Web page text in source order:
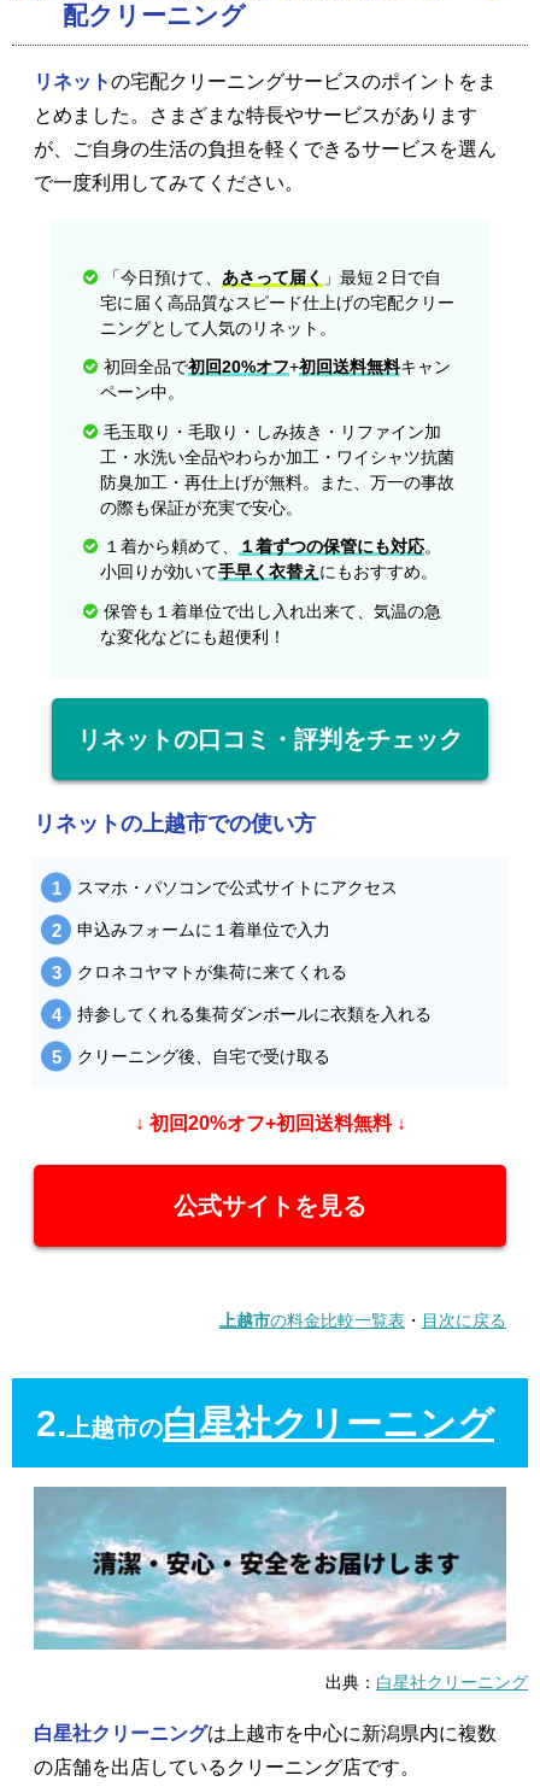
配クリーニング
リネットの宅配クリーニングサービスのポイントをま
とめました。さまざまな特長やサービスがあります
が、ご自身の生活の負担を軽くできるサービスを選ん
で一度利用してみてください。
「今日預けて、 あさって届く 」最短２日で自
宅に届く高品質なスピード仕上げの宅配クリー
ニングとして人気のリネット。
初回全品で初回20%オフ+初回送料無料キャン
ペーン中。
毛玉取り・毛取り・しみ抜き・リファイン加
工・水洗い全品やわらか加工・ワイシャツ抗菌
防臭加工・再仕上げが無料。また、万一の事故
の際も保証が充実で安心。
１着から頼めて、 １着ずつの保管にも対応。
小回りが効いて手早く衣替え にもおすすめ。
保管も１着単位で出し入れ出来て、気温の急
な変化などにも超便利！
リネットの口コミ・評判をチェック
リネットの上越市での使い方
スマホ・パソコンで公式サイトにアクセス
申込みフォームに１着単位で入力
クロネコヤマトが集荷に来てくれる
持参してくれる集荷ダンボールに衣類を入れる
クリーニング後、自宅で受け取る
↓ 初回20%オフ+初回送料無料 ↓
公式サイトを見る
上越市の料金比較一覧表 ・ 目次に戻る
2.上越市の白星社クリーニング
出典： 白星社クリーニング
白星社クリーニングは上越市を中心に新潟県内に複数
の店舗を出店しているクリーニング店です。